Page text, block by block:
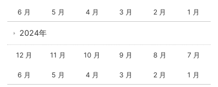
6 月 5 月 4 月 3 月 2 月 1 月
2024年
12 月 11 月 10 月 9 月 8 月 7 月
6 月 5 月 4 月 3 月 2 月 1 月